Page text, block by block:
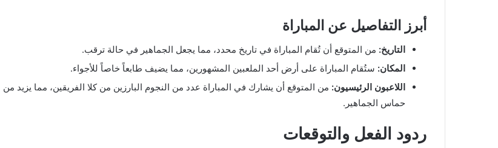
أبرز التفاصيل عن المباراة
التاريخ: من المتوقع أن تُقام المباراة في تاريخ محدد، مما يجعل الجماهير في حالة ترقب.
المكان: ستُقام المباراة على أرض أحد الملعبين المشهورين، مما يضيف طابعاً خاصاً للأجواء.
اللاعبون الرئيسيون: من المتوقع أن يشارك في المباراة عدد من النجوم البارزين من كلا الفريقين، مما يزيد من
حماس الجماهير.
ردود الفعل والتوقعات